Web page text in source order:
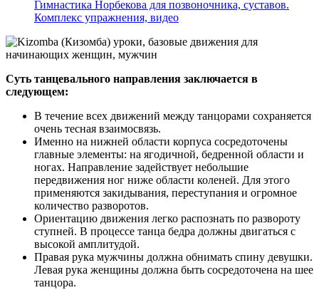
Гимнастика Норбекова для позвоночника, суставов.
Комплекс упражнения, видео
Суть танцевального направления заключается в
следующем:
В течение всех движений между танцорами сохраняется
очень тесная взаимосвязь.
Именно на нижней области корпуса сосредоточены
главные элементы: на ягодичной, бедренной области и
ногах. Направление задействует небольшие
передвижения ног ниже области коленей. Для этого
применяются закидывания, переступания и огромное
количество разворотов.
Ориентацию движения легко распознать по развороту
ступней. В процессе танца бедра должны двигаться с
высокой амплитудой.
Правая рука мужчины должна обнимать спину девушки.
Левая рука женщины должна быть сосредоточена на шее
танцора.